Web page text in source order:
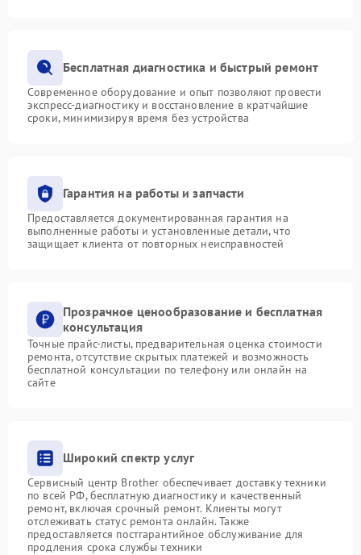
Бесплатная диагностика и быстрый ремонт
Современное оборудование и опыт позволяют провести
экспресс-диагностику и восстановление в кратчайшие
сроки, минимизируя время без устройства
Гарантия на работы и запчасти
Предоставляется документированная гарантия на
выполненные работы и установленные детали, что
защищает клиента от повторных неисправностей
Прозрачное ценообразование и бесплатная
консультация
Точные прайс-листы, предварительная оценка стоимости
ремонта, отсутствие скрытых платежей и возможность
бесплатной консультации по телефону или онлайн на
сайте
Широкий спектр услуг
Сервисный центр Brother обеспечивает доставку техники
по всей РФ, бесплатную диагностику и качественный
ремонт, включая срочный ремонт. Клиенты могут
отслеживать статус ремонта онлайн. Также
предоставляется постгарантийное обслуживание для
продления срока службы техники